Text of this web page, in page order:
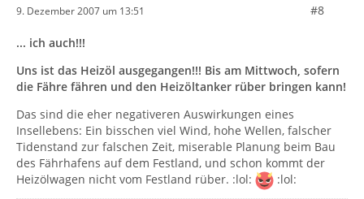
9. Dezember 2007 um 13:51 #8
... ich auch!!!
Uns ist das Heizöl ausgegangen!!! Bis am Mittwoch, sofern
die Fähre fähren und den Heizöltanker rüber bringen kann!
Das sind die eher negativeren Auswirkungen eines
Insellebens: Ein bisschen viel Wind, hohe Wellen, falscher
Tidenstand zur falschen Zeit, miserable Planung beim Bau
des Fährhafens auf dem Festland, und schon kommt der
Heizölwagen nicht vom Festland rüber. :lol:
:lol: